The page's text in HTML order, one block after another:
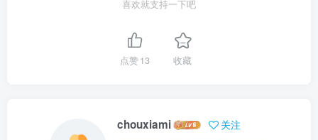
喜欢就支持一下吧
点赞13 收藏
chouxiami 关注